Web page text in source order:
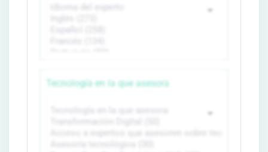
Tecnología en la que asesora